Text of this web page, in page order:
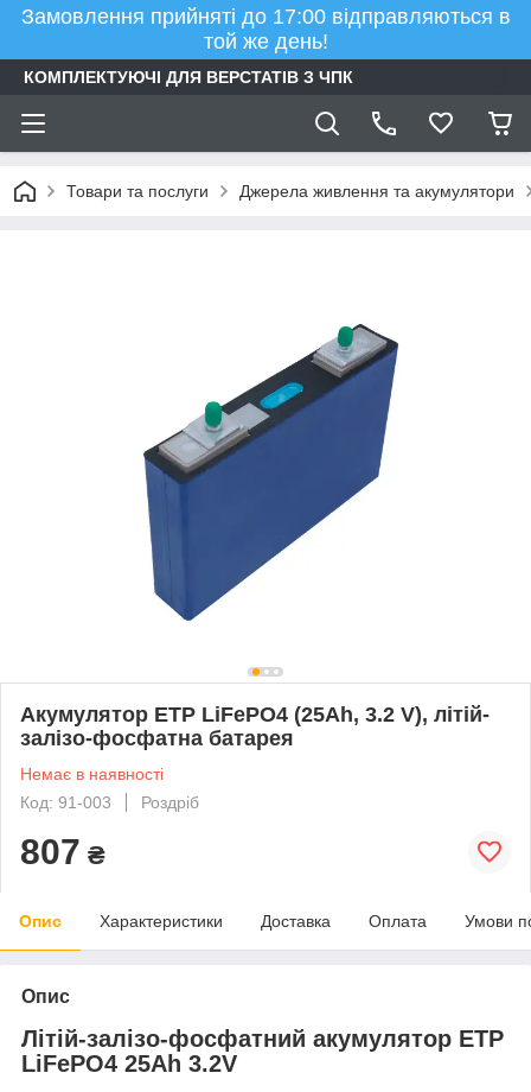
Замовлення прийняті до 17:00 відправляються в
той же день!
КОМПЛЕКТУЮЧІ ДЛЯ ВЕРСТАТІВ З ЧПК
Товари та послуги Джерела живлення та акумулятори
Акумулятор ETP LiFePO4 (25Ah, 3.2 V), літій-
залізо-фосфатна батарея
Немає в наявності
Код: 91-003
Роздріб
807 ₴
Опис Характеристики Доставка Оплата Умови
Опис
Літій-залізо-фосфатний акумулятор ETP
LiFePO4 25Ah 3.2V